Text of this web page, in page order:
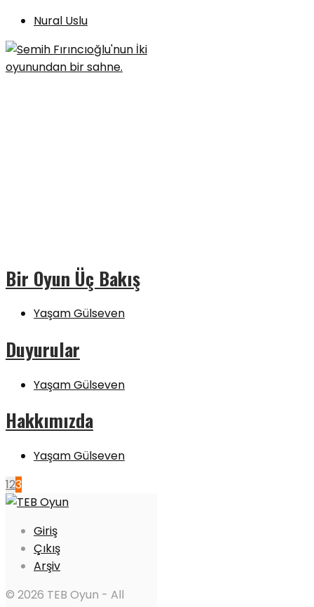
Nural Uslu
Bir Oyun Üç Bakış
Yaşam Gülseven
Duyurular
Yaşam Gülseven
Hakkımızda
Yaşam Gülseven
123
Giriş
Çıkış
Arşiv
© 2026 TEB Oyun - All